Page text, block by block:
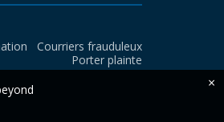
Courriers frauduleux
Porter plainte
×